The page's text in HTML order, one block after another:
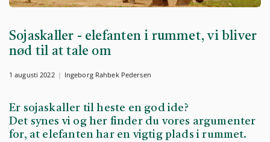
Sojaskaller - elefanten i rummet, vi bliver
nød til at tale om
1 augusti 2022 Ingeborg Rahbek Pedersen
Er sojaskaller til heste en god ide?
Det synes vi og her finder du vores argumenter
for, at elefanten har en vigtig plads i rummet.